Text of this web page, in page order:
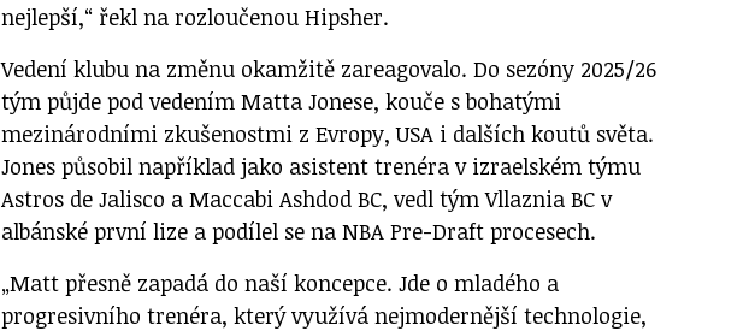
nejlepší,“ řekl na rozloučenou Hipsher.
Vedení klubu na změnu okamžitě zareagovalo. Do sezóny 2025/26
tým půjde pod vedením Matta Jonese, kouče s bohatými
mezinárodními zkušenostmi z Evropy, USA i dalších koutů světa.
Jones působil například jako asistent trenéra v izraelském týmu
Astros de Jalisco a Maccabi Ashdod BC, vedl tým Vllaznia BC v
albánské první lize a podílel se na NBA Pre-Draft procesech.
„Matt přesně zapadá do naší koncepce. Jde o mladého a
progresivního trenéra, který využívá nejmodernější technologie,